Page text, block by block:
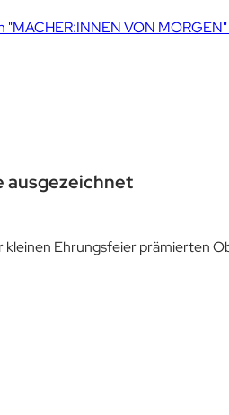
VON
ausgezeichnet
kleinen Ehrungsfeier prämierten